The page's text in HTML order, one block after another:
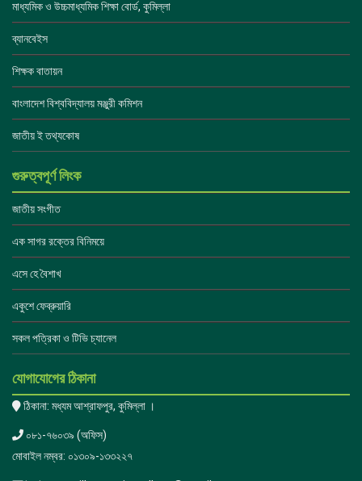
মাধ্যমিক ও উচ্চমাধ্যমিক শিক্ষা বোর্ড, কুমিল্লা
ব্যানবেইস
শিক্ষক বাতায়ন
বাংলাদেশ বিশ্ববিদ্যালয় মঞ্জুরী কমিশন
জাতীয় ই তথ্যকোষ
গুরুত্বপূর্ণ লিংক
জাতীয় সংগীত
এক সাগর রক্তের বিনিময়ে
এসে হে বৈশাখ
একুশে ফেব্রুয়ারি
সকল পত্রিকা ও টিভি চ্যানেল
যোগাযোগের ঠিকানা
ঠিকানা: মধ্যম আশ্রাফপুর, কুমিল্লা ।
০৮১-৭৬০৩৯ (অফিস)
মোবাইল নম্বর: ০১৩০৯-১৩৩২২৭